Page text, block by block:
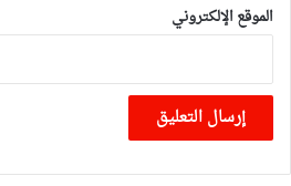
الموقع الإلكتروني